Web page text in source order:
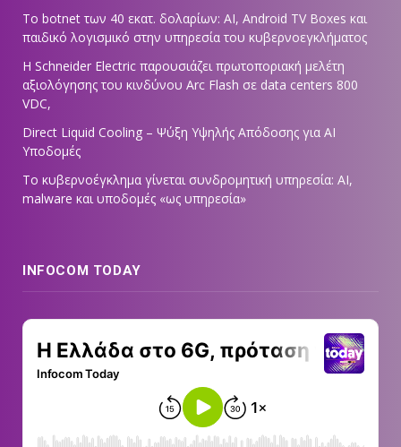
Το botnet των 40 εκατ. δολαρίων: AI, Android TV Boxes και
παιδικό λογισμικό στην υπηρεσία του κυβερνοεγκλήματος
Η Schneider Electric παρουσιάζει πρωτοποριακή μελέτη
αξιολόγησης του κινδύνου Arc Flash σε data centers 800
VDC,
Direct Liquid Cooling – Ψύξη Υψηλής Απόδοσης για AI
Υποδομές
Το κυβερνοέγκλημα γίνεται συνδρομητική υπηρεσία: AI,
malware και υποδομές «ως υπηρεσία»
INFOCOM TODAY